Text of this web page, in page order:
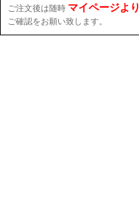
ご注文後は随時 マイページより
ご確認をお願い致します。